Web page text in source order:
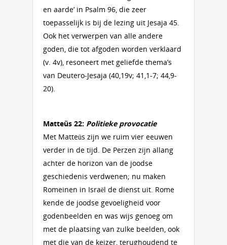
en aarde’ in Psalm 96, die zeer
toepasselijk is bij de lezing uit Jesaja 45.
Ook het verwerpen van alle andere
goden, die tot afgoden worden verklaard
(v. 4v), resoneert met geliefde thema’s
van Deutero-Jesaja (40,19v; 41,1-7; 44,9-
20).
Matteüs 22: Politieke provocatie
Met Matteüs zijn we ruim vier eeuwen
verder in de tijd. De Perzen zijn allang
achter de horizon van de joodse
geschiedenis verdwenen; nu maken
Romeinen in Israël de dienst uit. Rome
kende de joodse gevoeligheid voor
godenbeelden en was wijs genoeg om
met de plaatsing van zulke beelden, ook
met die van de keizer, terughoudend te